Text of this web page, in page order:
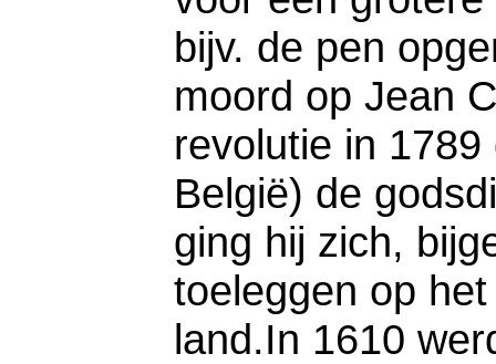
bijv. de pen
moord op Jean
revolutie in
België) de
ging hij zich,
toeleggen op
land.In 1610